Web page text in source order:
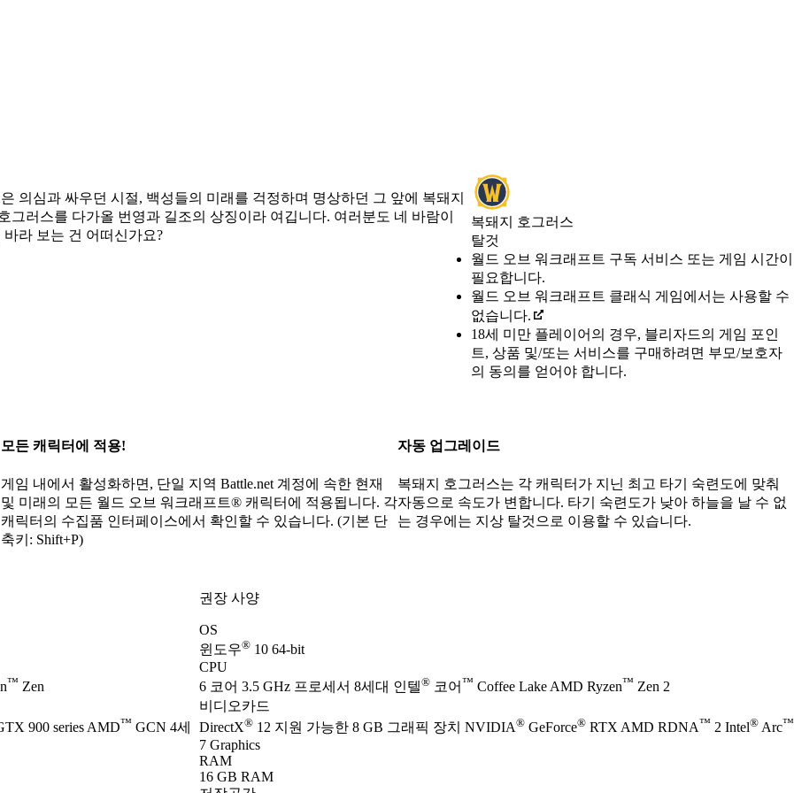
복돼지 호그러스
탈것
가격
Available actions
월드 오브 워크래프트 구독 서비스 또는 게임 시간이
필요합니다.
월드 오브 워크래프트 클래식 게임에서는 사용할 수
없습니다.
18세 미만 플레이어의 경우, 블리자드의 게임 포인
트, 상품 및/또는 서비스를 구매하려면 부모/보호자
의 동의를 얻어야 합니다.
의심과 싸우던 시절, 백성들의 미래를 걱정하며 명상하던 그 앞에 복돼지
러스를 다가올 번영과 길조의 상징이라 여깁니다. 여러분도 네 바람이
라 보는 건 어떠신가요?
모든 캐릭터에 적용!
게임 내에서 활성화하면, 단일 지역 Battle.net 계정에 속한 현재
및 미래의 모든 월드 오브 워크래프트® 캐릭터에 적용됩니다. 각
캐릭터의 수집품 인터페이스에서 확인할 수 있습니다. (기본 단
축키: Shift+P)
자동 업그레이드
복돼지 호그러스는 각 캐릭터가 지닌 최고 타기 숙련도에 맞춰
자동으로 속도가 변합니다. 타기 숙련도가 낮아 하늘을 날 수 없
는 경우에는 지상 탈것으로 이용할 수 있습니다.
™ Zen
900 series AMD™ GCN 4세
권장 사양
OS
윈도우® 10 64-bit
CPU
6 코어 3.5 GHz 프로세서 8세대 인텔® 코어 ™ Coffee Lake AMD Ryzen™ Zen 2
비디오카드
DirectX® 12 지원 가능한 8 GB 그래픽 장치 NVIDIA® GeForce® RTX AMD RDNA™ 2 Intel® Arc™
7 Graphics
RAM
16 GB RAM